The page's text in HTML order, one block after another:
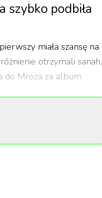
szybko podbiła
miała szansę na
otrzymali sanah,
do Mroza za album